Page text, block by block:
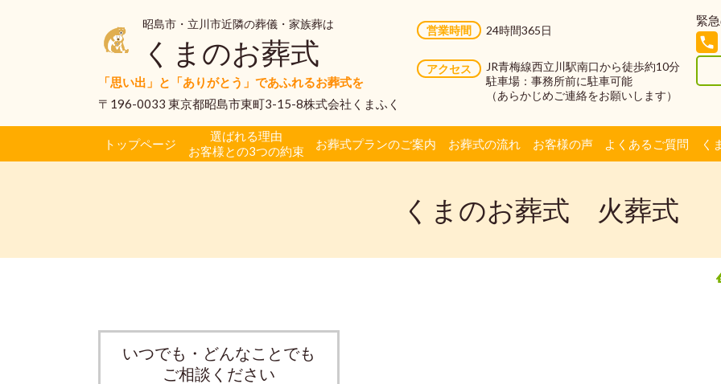
昭島市・立川市近隣の葬儀・家族葬は
くまのお葬式
「思い出」と「ありがとう」であふれるお葬式を
〒196-0033 東京都昭島市東町3-15-8株式会社くまふく
営業時間 24時間365日
アクセス
JR青梅線西立川駅南口から徒歩約10分
駐車場：事務所前に駐車可能
（あらかじめご連絡をお願いします）
緊
トップページ
選ばれる理由
お客様との3つの約束
お葬式プランのご案内 お葬式の流れ お客様の声 よくあるご質問 く
くまのお葬式 火葬式
いつでも・どんなことでも
ご相談ください